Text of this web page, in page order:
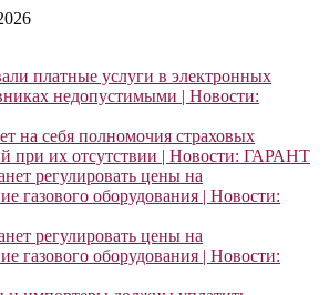
платные услуги в электронных
недопустимыми | Новости:
на себя полномочия страховых
при их отсутствии | Новости: ГАРАНТ
регулировать цены на
газового оборудования | Новости:
регулировать цены на
газового оборудования | Новости: